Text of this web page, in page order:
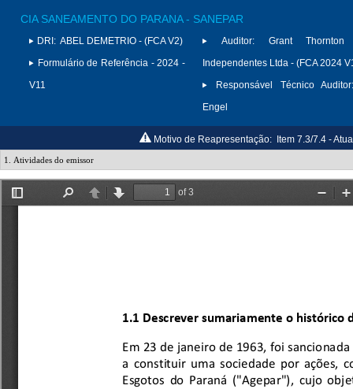
CIA SANEAMENTO DO PARANA - SANEPAR
DRI: ABEL DEMETRIO - (FCA V2)
Formulário de Referência - 2024 -
V11
Auditor:
Grant Thornton
Independentes Ltda - (FCA 2024
Responsável Técnico
Engel
Motivo de Reapresentação: Item 7.3/7.4 -